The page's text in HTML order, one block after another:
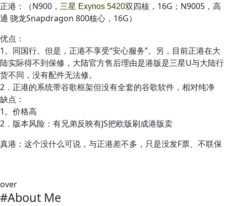
正港：（N900， 三星 Exynos 5420双四核，16G；N9005，高
通 骁龙Snapdragon 800核心，16G）
优点：
1。同国行。但是，正港不享受“安心服务”。另，目前正港在大
陆实际得不到保修，大陆官方售后理由是港版是三星U与大陆行
货不同，没有配件无法修。
2．正港的系统带谷歌框架但没有全套的谷歌软件，相对纯净
缺点：
1。价格高
2．版本风险：有兄弟反映有JS把欧版刷成港版卖
真港：这个没什么可说，与正港差不多，只是没发F票、不联保
over
#About Me